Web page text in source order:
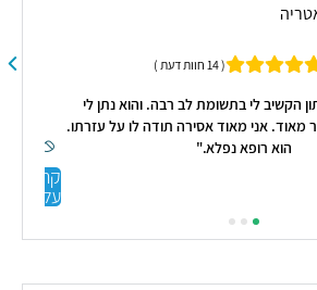
( 14 חוות דעת )
"ד"ר סמואל זיתון הקשיב לי בתשומת לב רבה. והוא נתן לי
אני מאוד אסירה תודה לו על עזרתו.
הוא רופא נפלא."
קראו
עליי